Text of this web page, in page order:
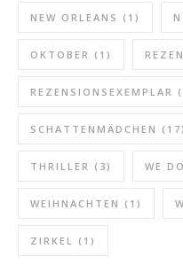
NEW ORLEANS (1)
OKTOBER (1)
REZENSIONSEXEMPLAR
SCHATTENMÄDCHEN (17)
THRILLER (3) WE
WEIHNACHTEN (1)
ZIRKEL (1)